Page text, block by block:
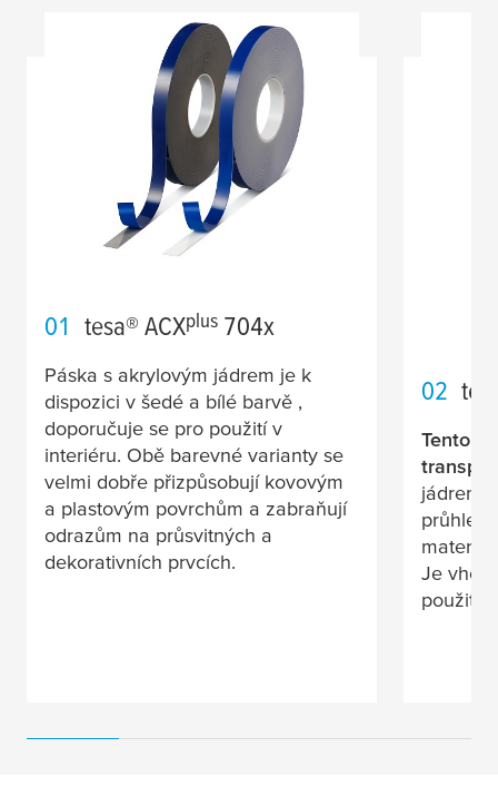
01 tesa® ACXplus 704x
Páska s akrylovým jádrem je k
dispozici v šedé a bílé barvě ,
doporučuje se pro použití v
interiéru. Obě barevné varianty se
velmi dobře přizpůsobují kovovým
a plastovým povrchům a zabraňují
odrazům na průsvitných a
dekorativních prvcích.
02
Tento
jádrem
Je
použití.